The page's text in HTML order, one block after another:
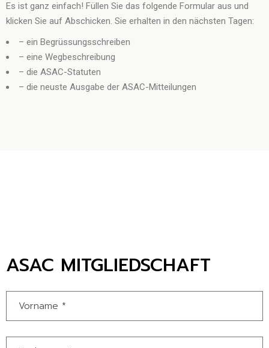
Es ist ganz einfach! Füllen Sie das folgende Formular aus und
klicken Sie auf Abschicken. Sie erhalten in den nächsten Tagen:
– ein Begrüssungsschreiben
– eine Wegbeschreibung
– die ASAC-Statuten
– die neuste Ausgabe der ASAC-Mitteilungen
ASAC MITGLIEDSCHAFT